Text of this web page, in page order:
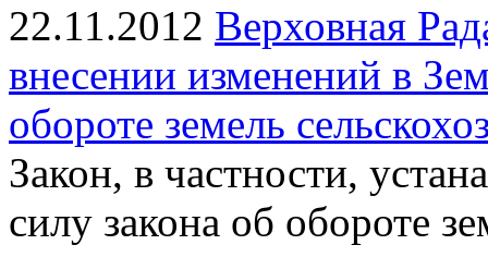
22.11.2012 Верховная
внесении изменений в
обороте земель
Закон, в частности,
силу закона об обороте